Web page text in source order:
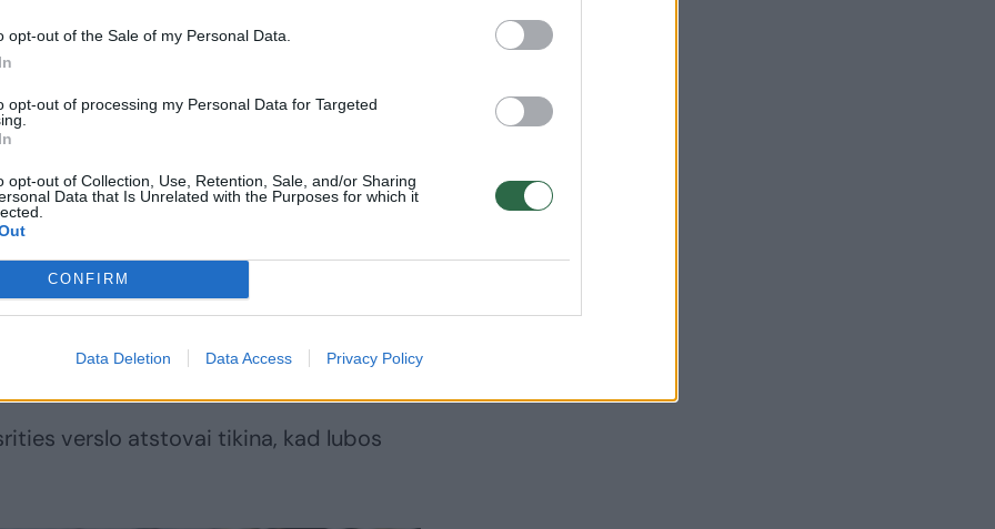
opt-out of the Sale of my Personal Data.
opt-out of processing my Personal Data for Targeted
opt-out of Collection, Use, Retention, Sale, and/or Sharing
Data that Is Unrelated with the Purposes for which it
CONFIRM
Data Deletion Data Access Privacy Policy
pasityčiojimą.
krito 80 proc., 80 proc. verslas ir
Sutarėme, kad tie verslai, kurie
daugiausia, o Vyriausybė niekam
galėtų gauti milijoną eurų subsidijų,
tinka mažiems verslams“.
verslo atstovai tikina, kad lubos